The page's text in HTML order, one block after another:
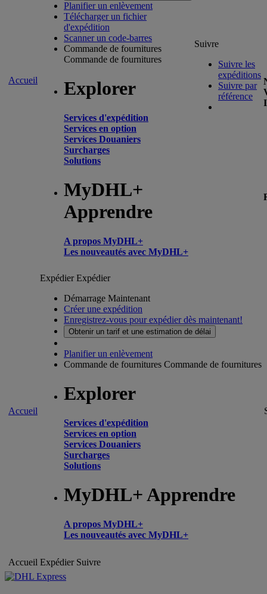
Accueil
Planifier un enlèvement
Télécharger un fichier
d'expédition
Scanner un code-barres
Commande de fournitures
Commande de fournitures
Explorer
Services d'expédition
Services en option
Services Douaniers
Surcharges
Solutions
MyDHL+
Apprendre
A propos MyDHL+
Les nouveautés avec MyDHL+
Suivre
Suivre les
expéditions
Suivre par
référence
Accueil
ExpédierExpédier
Démarrage Maintenant
Créer une expédition
Enregistrez-vous pour expédier dès maintenant!
Obtenir un tarif et une estimation de délai
Planifier un enlèvement
Commande de fournitures Commande de fournitures
Explorer
Services d'expédition
Services en option
Services Douaniers
Surcharges
Solutions
MyDHL+ Apprendre
A propos MyDHL+
Les nouveautés avec MyDHL+
Accueil Expédier Suivre